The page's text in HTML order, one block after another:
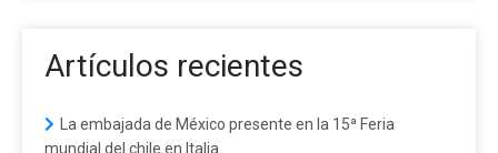
Artículos recientes
La embajada de México presente en la 15ª Feria
mundial del chile en Italia